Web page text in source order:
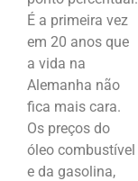
É a primeira vez
em 20 anos que
a vida na
Alemanha não
fica mais cara.
Os preços do
óleo combustível
e da gasolina,